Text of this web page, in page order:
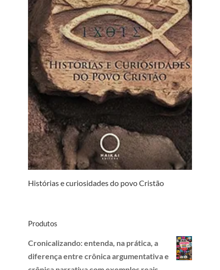
Histórias e curiosidades do povo Cristão
Produtos
Cronicalizando: entenda, na prática, a
diferença entre crônica argumentativa e